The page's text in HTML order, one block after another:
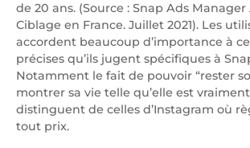
de 20 ans. (Source : Snap Ads
Ciblage en France. Juillet 2021). Les
accordent beaucoup d’importance à
précises qu’ils jugent spécifiques à
Notamment le fait de pouvoir “rester
montrer sa vie telle qu’elle est
distinguent de celles d’Instagram où
tout prix.